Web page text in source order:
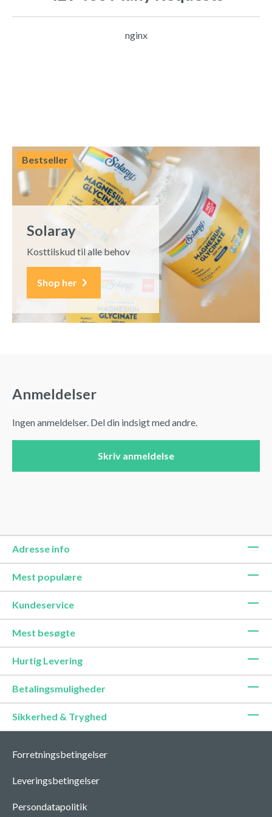
nginx
Bestseller
Solaray
Kosttilskud til alle behov
Shop her
Anmeldelser
Ingen anmeldelser. Del din indsigt med andre.
Skriv anmeldelse
Adresse info
Mest populære
Kundeservice
Mest besøgte
Hurtig Levering
Betalingsmuligheder
Sikkerhed & Tryghed
Forretningsbetingelser
Leveringsbetingelser
Persondatapolitik